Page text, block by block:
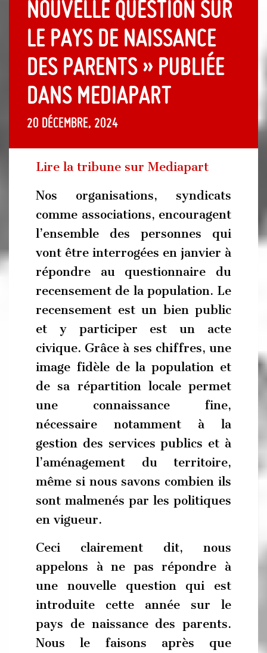
nouvelle question sur
le pays de naissance
des parents » publiée
dans Mediapart
20 décembre, 2024
Lire la tribune sur Mediapart
Nos organisations, syndicats
comme associations, encouragent
l’ensemble des personnes qui
vont être interrogées en janvier à
répondre au questionnaire du
recensement de la population. Le
recensement est un bien public
et y participer est un acte
civique. Grâce à ses chiffres, une
image fidèle de la population et
de sa répartition locale permet
une connaissance fine,
nécessaire notamment à la
gestion des services publics et à
l’aménagement du territoire,
même si nous savons combien ils
sont malmenés par les politiques
en vigueur.
Ceci clairement dit, nous
appelons à ne pas répondre à
une nouvelle question qui est
introduite cette année sur le
pays de naissance des parents.
Nous le faisons après que